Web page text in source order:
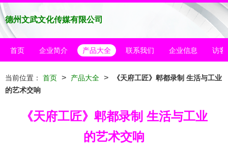
德州文武文化传媒有限公司
首页 企业简介 产品大全 联系我们 企业信息 访客
当前位置： 首页 > 产品大全 >
《天府工匠》郫都录制 生活与工业
的艺术交响
《天府工匠》郫都录制 生活与工业
的艺术交响